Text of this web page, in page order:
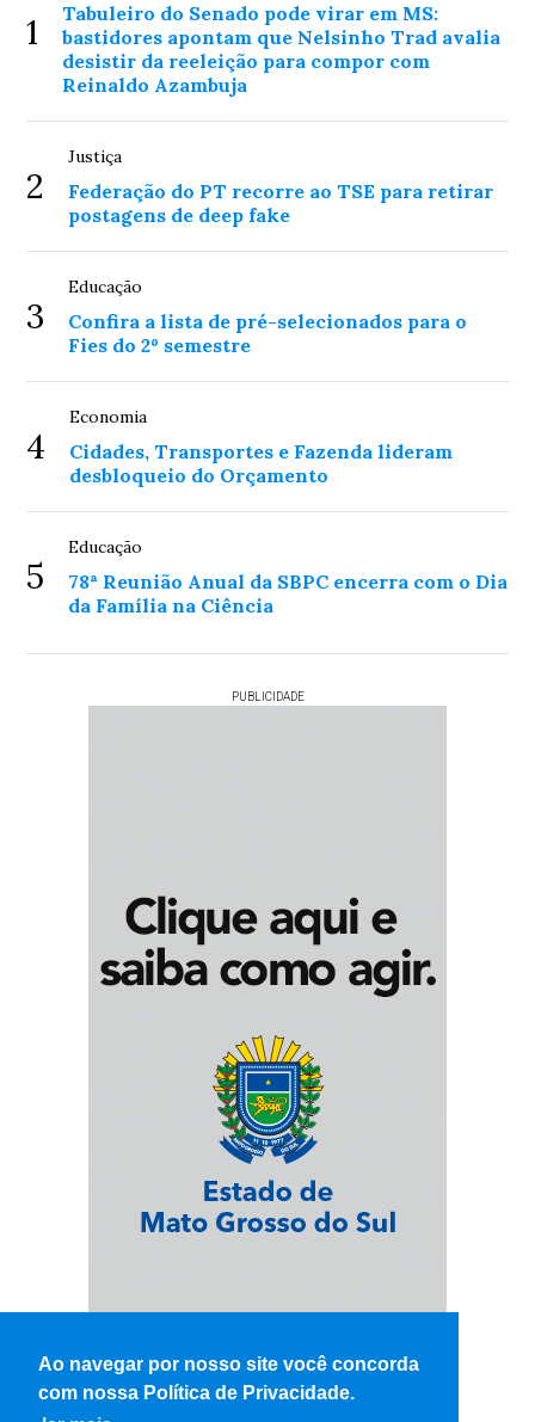
Ao navegar por nosso site você concorda
com nossa Política de Privacidade.
1
Tabuleiro do Senado pode virar em MS:
bastidores apontam que Nelsinho Trad avalia
desistir da reeleição para compor com
Reinaldo Azambuja
2
Justiça
Federação do PT recorre ao TSE para retirar
postagens de deep fake
3
Educação
Confira a lista de pré-selecionados para o
Fies do 2º semestre
4
Economia
Cidades, Transportes e Fazenda lideram
desbloqueio do Orçamento
5
Educação
78ª Reunião Anual da SBPC encerra com o Dia
da Família na Ciência
PUBLICIDADE